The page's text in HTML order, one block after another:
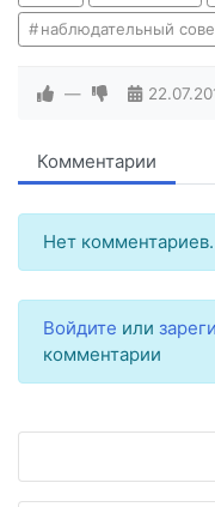
наблюдательный
—
Комментарии
Нет
Войдите или
комментарии